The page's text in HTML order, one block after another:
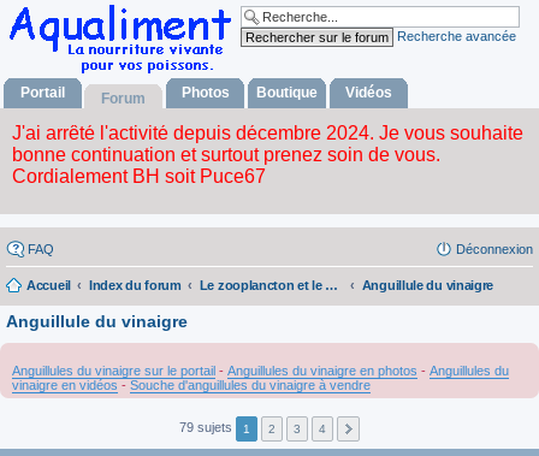
Recherche avancée
Portail Forum Photos Boutique Vidéos
FAQ Déconnexion
Accueil Index du forum Le zooplancton et le phytoplancton Anguillule du vinaigre
Anguillule du vinaigre
Anguillules du vinaigre sur le portail - Anguillules du vinaigre en photos - Anguillules du
vinaigre en vidéos - Souche d'anguillules du vinaigre à vendre
79 sujets 1 2 3 4